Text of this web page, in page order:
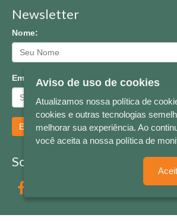
Newsletter
Nome:
Email:
Enviar
Socialize conosco
Aviso de uso de cookies
Atualizamos nossa política de
cookies e outras tecnologias
melhorar sua experiência. Ao
você aceita a nossa política de